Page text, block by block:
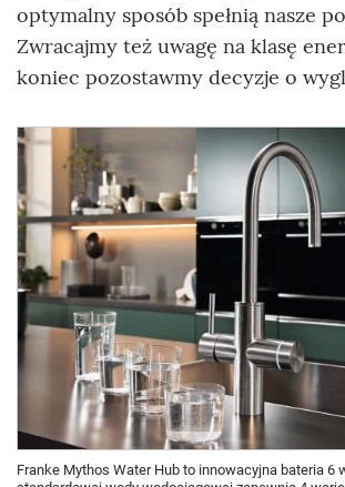
optymalny sposób spełnią nasze
Zwracajmy też uwagę na klasę
koniec pozostawmy decyzje o
Franke Mythos Water Hub to innowacyjna bateria 6